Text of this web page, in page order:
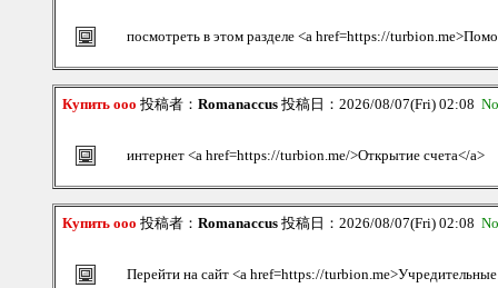
посмотреть в этом разделе <a href=https://
Купить ооо 投稿者： Romanaccus 投稿日：2026/08/07(Fri) 02:08
интернет <a href=https://turbion.me/>Открытие счета</a>
Купить ооо 投稿者： Romanaccus 投稿日：2026/08/07(Fri) 02:08
Перейти на сайт <a href=https://